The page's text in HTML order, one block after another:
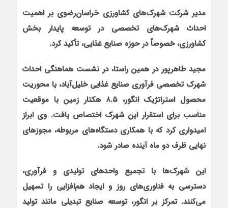
مدیر شرکت شهرک‌های کشاورزی خراسان‌رضوی بر اهمیت
احداث شهرک‌های تخصصی در توسعه پایدار بخش
کشاورزی، خصوصاً در حوزه صنایع غذایی، تأکید کرد.
مجید طاهرپور در همین راستا، در نشست هماهنگی احداث
شهرک تخصصی فرآوری صنایع غذایی خلیل‌آباد، با محوریت
محصول استراتژیک انگور، ۸.۵ هکتار زمین با موقعیت
مناسب برای استقرار این شهرک اختصاص یافت. وی ابراز
امیدواری کرد که با همکاری دستگاه‌های مربوطه، مجوزهای
نهایی ظرف دو ماه آینده صادر شود.
این شهرک‌ها با تجمیع واحدهای تولیدی و فرآوری،
دسترسی به فناوری‌های روز و ایجاد هم‌افزایی را تسهیل
می‌کنند. تمرکز بر انگور، توسعه صنایع تبدیلی مانند تولید